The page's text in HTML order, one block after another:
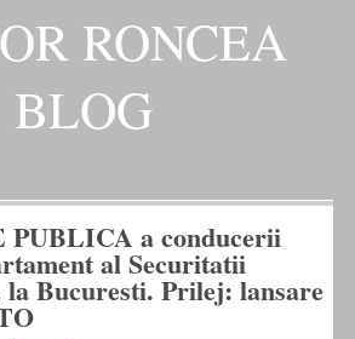
RONCEA
BLOG
a conducerii
al Securitatii
Bucuresti. Prilej: lansare